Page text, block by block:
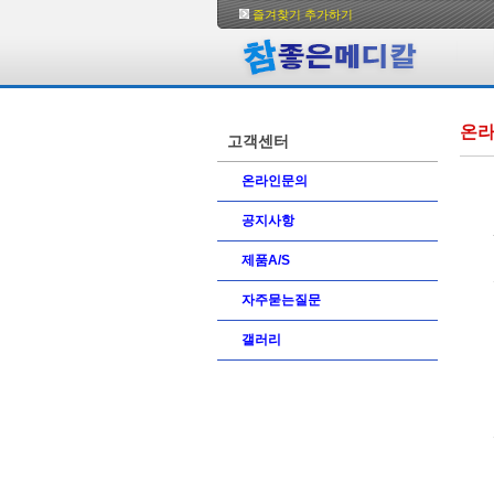
즐겨찾기 추가하기
고객센터
온라인문의
공지사항
제품A/S
자주묻는질문
갤러리
온